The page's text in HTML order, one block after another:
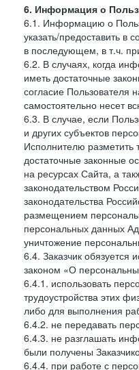
6. Информация о
6.1. Информацию о
указать/предоставить в
в последующем, в т.ч.
6.2. В случаях, когда
иметь достаточные
согласие Пользователя
самостоятельно несет
6.3. В случае, если
и других субъектов
Исполнителю
достаточные законные
на ресурсах Сайта, а
законодательством
законодательства
размещением
персональных данных
уничтожение
6.4. Заказчик обязуется
законом «О
6.4.1. использовать
трудоустройства этих
либо для выполнения
6.4.2. не передавать
6.4.3. не разглашать
были получены
6.4.4. при работе с